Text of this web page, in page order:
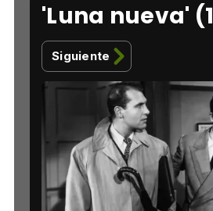
'Luna nueva'
Siguiente